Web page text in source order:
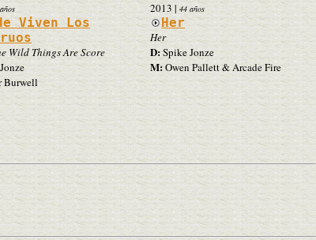
Viven Los
Wild Things Are Score
Burwell
2013 | 44 años
Her
Her
D:Spike Jonze
M:Owen Pallett & Arcade Fire